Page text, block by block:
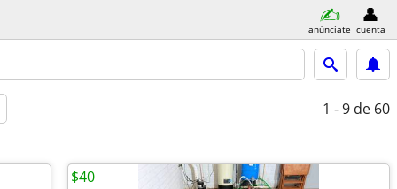
anúnciate cuenta
1 - 9 de 60
$40